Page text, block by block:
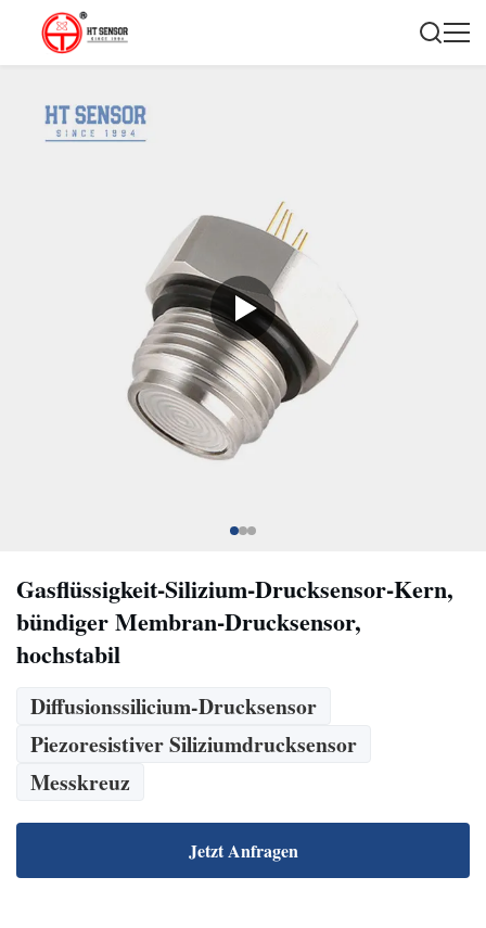
Gasflüssigkeit-Silizium-Drucksensor-Kern,
bündiger Membran-Drucksensor,
hochstabil
Diffusionssilicium-Drucksensor
Piezoresistiver Siliziumdrucksensor
Messkreuz
Jetzt Anfragen